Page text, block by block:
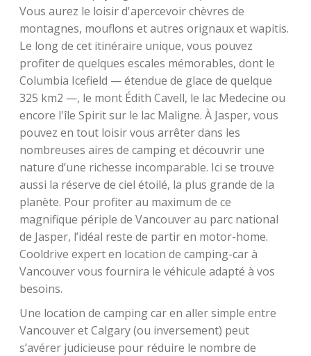
Vous aurez le loisir d'apercevoir chèvres de
montagnes, mouflons et autres orignaux et wapitis.
Le long de cet itinéraire unique, vous pouvez
profiter de quelques escales mémorables, dont le
Columbia Icefield — étendue de glace de quelque
325 km2 —, le mont Édith Cavell, le lac Medecine ou
encore l'île Spirit sur le lac Maligne. À Jasper, vous
pouvez en tout loisir vous arrêter dans les
nombreuses aires de camping et découvrir une
nature d’une richesse incomparable. Ici se trouve
aussi la réserve de ciel étoilé, la plus grande de la
planète. Pour profiter au maximum de ce
magnifique périple de Vancouver au parc national
de Jasper, l’idéal reste de partir en motor-home.
Cooldrive expert en location de camping-car à
Vancouver vous fournira le véhicule adapté à vos
besoins.
Une location de camping car en aller simple entre
Vancouver et Calgary (ou inversement) peut
s’avérer judicieuse pour réduire le nombre de